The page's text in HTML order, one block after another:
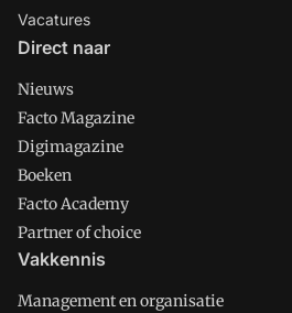
Vacatures
Direct naar
Nieuws
Facto Magazine
Digimagazine
Boeken
Facto Academy
Partner of choice
Vakkennis
Management en organisatie